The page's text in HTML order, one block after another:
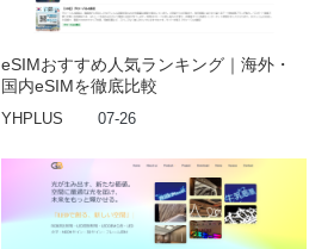
eSIMおすすめ人気ランキング｜海外・
国内eSIMを徹底比較
YHPLUS 07-26